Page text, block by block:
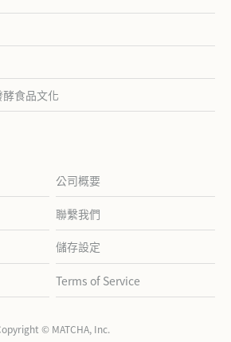
酵食品文化
公司概要
聯繫我們
儲存設定
Terms of Service
© MATCHA, Inc.